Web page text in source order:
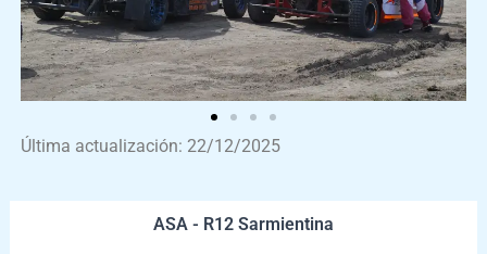
Última actualización: 22/12/2025
ASA - R12 Sarmientina